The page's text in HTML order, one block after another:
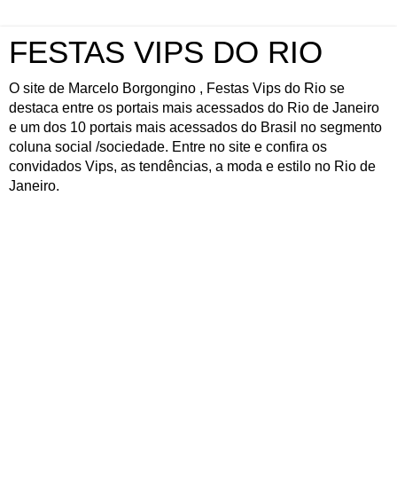
FESTAS VIPS DO RIO
O site de Marcelo Borgongino , Festas Vips do Rio se
destaca entre os portais mais acessados do Rio de Janeiro
e um dos 10 portais mais acessados do Brasil no segmento
coluna social /sociedade. Entre no site e confira os
convidados Vips, as tendências, a moda e estilo no Rio de
Janeiro.